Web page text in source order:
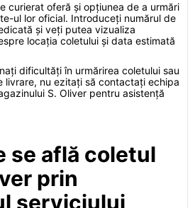
curierat oferă și opțiunea de a urmări
ul lor oficial. Introduceți numărul de
și veți putea vizualiza
locația coletului și data estimată
dificultăți în urmărirea coletului sau
livrare, nu ezitați să contactați echipa
S. Oliver pentru asistență
se află coletul
prin
serviciului